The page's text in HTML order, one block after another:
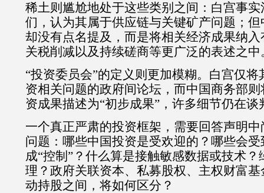
稀土则尴尬地处于这些类别之间：白宫事
们，认为其属于供应链与关键矿产问题；
却没有点名提及，而是将相关经济成果纳
关税削减以及持续磋商等更广泛的表述之中
“投资委员会”的定义则更加模糊。白宫仅将
资相关问题的政府间论坛，而中国商务部
资成果描述为“初步成果” ，许多细节仍在谈
一个真正严肃的投资框架，需要回答声明
问题：哪些中国投资是受欢迎的？哪些会
成“控制 ” ？什么算是接触敏感数据或技术
理？政府关联资本、私募股权、主权财富
动持股之间，将如何区分？